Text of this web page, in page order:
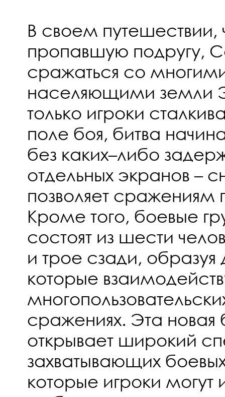
В своем путешествии,
пропавшую подругу,
сражаться со
населяющими земли
только игроки
поле боя, битва
без каких–либо
отдельных экранов –
позволяет сражениям
Кроме того, боевые
состоят из шести
и трое сзади,
которые
сражениях. Эта
открывает широкий
захватывающих
которые игроки могут